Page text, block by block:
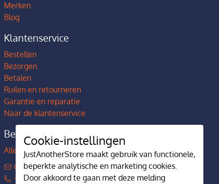
Merken
Blog
Klantenservice
Bestellen
Bezorgen
Betalen
Ruilen en retourneren
Garantie en reparatie
Naar de klantenservice
Bedrijfsgegevens
Alles over JustAnotherStore
contact@justanotherstore.nl
+31 73 644 7405
Cookie-instellingen
JustAnotherStore maakt gebruik van functionele,
beperkte analytische en marketing cookies.
Door akkoord te gaan met deze melding